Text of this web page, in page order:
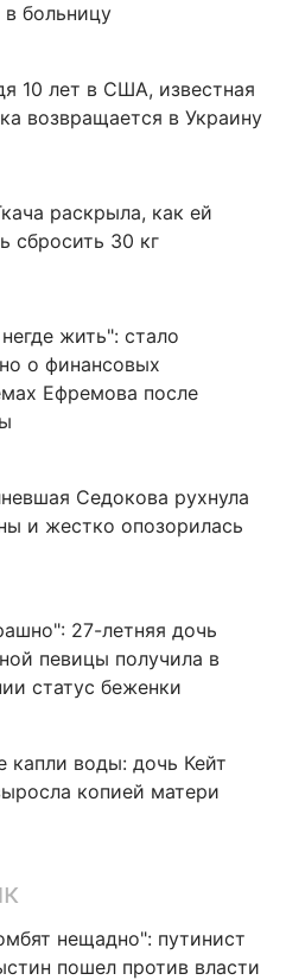
в больницу
10 лет в США, известная
возвращается в Украину
раскрыла, как ей
сбросить 30 кг
жить": стало
о финансовых
Ефремова после
Седокова рухнула
и жестко опозорилась
27-летняя дочь
певицы получила в
статус беженки
капли воды: дочь Кейт
копией матери
нещадно": путинист
пошел против власти